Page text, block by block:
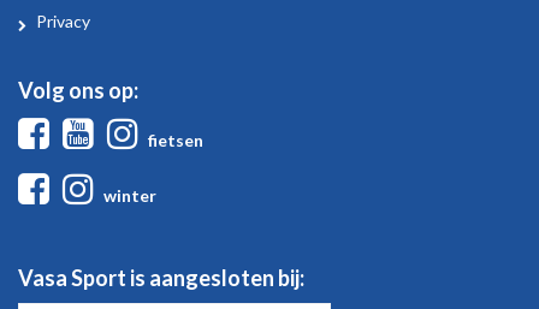
Privacy
Volg ons op:
FacebookYoutube
fietsen
Facebook
winter
Vasa Sport is aangesloten bij: